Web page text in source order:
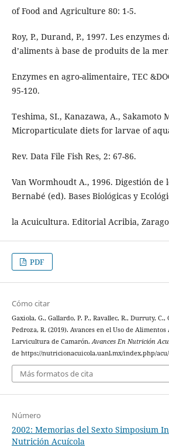
of Food and Agriculture 80: 1-5.
Roy, P., Durand, P., 1997. Les enzymes
d’aliments à base de produits de la
Enzymes en agro-alimentaire, TEC
95-120.
Teshima, SI., Kanazawa, A., Sakamoto
Microparticulate diets for larvae of
Rev. Data File Fish Res, 2: 67-86.
Van Wormhoudt A., 1996. Digestión de
Bernabé (ed). Bases Biológicas y
la Acuicultura. Editorial Acribia,
PDF
Cómo citar
Gaxiola, G., Gallardo, P. P., Ravallec, R., Durruty,
Pedroza, R. (2019). Avances en el Uso de
Larvicultura de Camarón.Avances En Nutrición
de https://nutricionacuicola.uanl.mx/index.php/
Más formatos de cita
Número
2002: Memorias del Sexto Simposium
Nutrición Acuícola